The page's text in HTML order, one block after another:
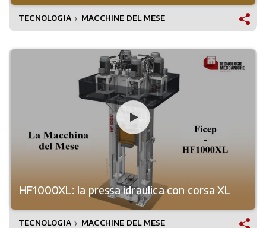
TECNOLOGIA ❯ MACCHINE DEL MESE
HF1000XL: la pressa idraulica con corsa XL
TECNOLOGIA ❯ MACCHINE DEL MESE